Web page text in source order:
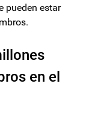
pueden estar
en el